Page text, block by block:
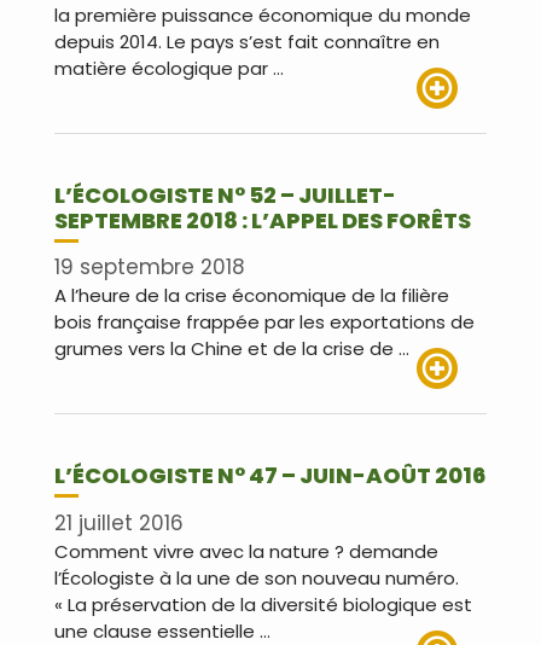
la première puissance économique du monde
depuis 2014. Le pays s’est fait connaître en
matière écologique par …
L’ÉCOLOGISTE N° 52 – JUILLET-
SEPTEMBRE 2018 : L’APPEL DES FORÊTS
19 septembre 2018
A l’heure de la crise économique de la filière
bois française frappée par les exportations de
grumes vers la Chine et de la crise de …
L’ÉCOLOGISTE N° 47 – JUIN-AOÛT 2016
21 juillet 2016
Comment vivre avec la nature ? demande
l’Écologiste à la une de son nouveau numéro.
« La préservation de la diversité biologique est
une clause essentielle …